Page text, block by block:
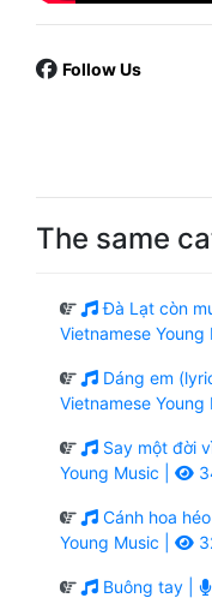
Follow Us
The same
Đà Lạt còn
Vietnamese Young
Dáng em
Vietnamese Young
Say một đời
Young Music |
Cánh hoa
Young Music |
Buông tay |